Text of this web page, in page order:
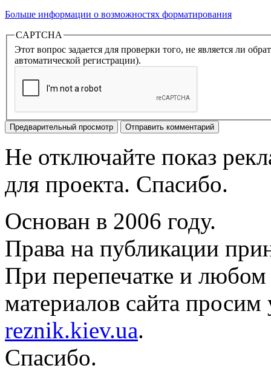
Больше информации о возможностях форматирования
CAPTCHA
Этот вопрос задается для проверки того, не является ли
автоматической регистрации).
Не отключайте показ
для проекта. Спасибо.
Основан в 2006 году.
Права на публикации
При перепечатке и
материалов сайта просим
reznik.kiev.ua.
Спасибо.